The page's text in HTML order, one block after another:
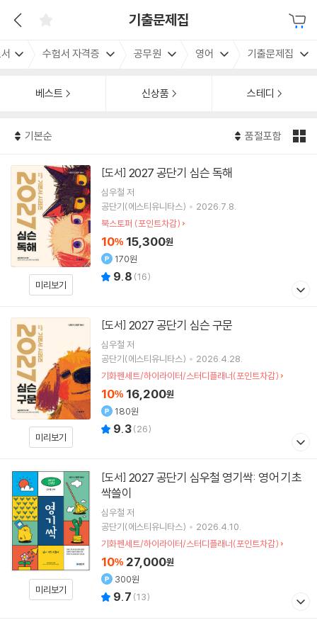
기출문제집
수험서 자격증 공무원 영어 기출문제집
베스트 신상품 스테디
기본순 품절포함
미리보기
[도서] 2027 공단기 심슨 독해
심우철 저
공단기(에스티유니타스)
2026.7.8.
북스토퍼 (포인트차감)
10% 15,300원
170원
9.8 (16)
미리보기
[도서] 2027 공단기 심슨 구문
심우철 저
공단기(에스티유니타스)
2026.4.28.
기화펜세트/하이라이터/스터디플래너(포인트차감)
10% 16,200원
180원
9.3(26)
미리보기
[도서]
싹쓸이
심우철 저
공단기(에스티유니타스)
2026.4.10.
기화펜세트/하이라이터/스터디플래너(포인트차감)
10% 27,000원
300원
9.7 (13)